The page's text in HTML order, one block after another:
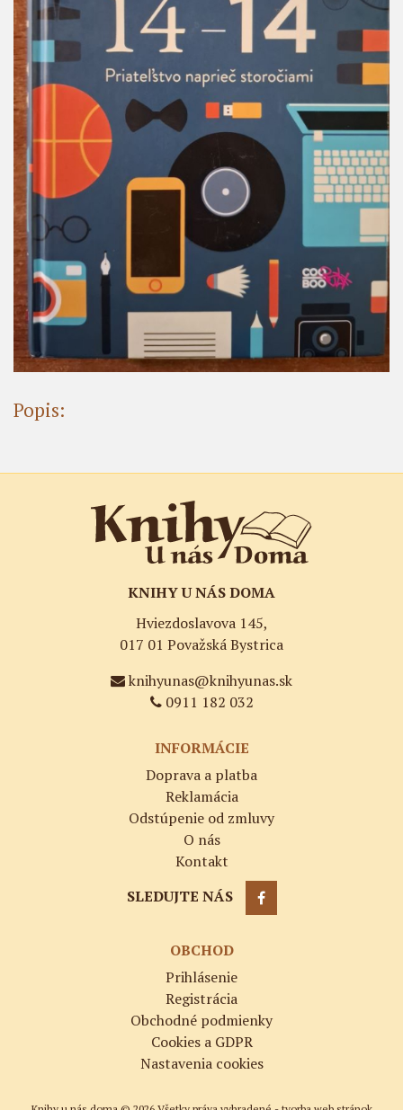
Popis:
KNIHY U NÁS DOMA
Hviezdoslavova 145,
017 01 Považská Bystrica
knihyunas@knihyunas.sk
0911 182 032
INFORMÁCIE
Doprava a platba
Reklamácia
Odstúpenie od zmluvy
O nás
Kontakt
SLEDUJTE NÁS
OBCHOD
Prihlásenie
Registrácia
Obchodné podmienky
Cookies a GDPR
Nastavenia cookies